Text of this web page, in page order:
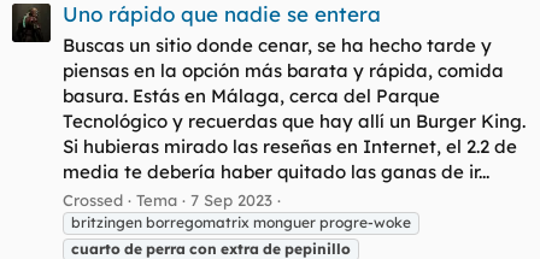
Uno rápido que nadie se entera
Buscas un sitio donde cenar, se ha hecho tarde y
piensas en la opción más barata y rápida, comida
basura. Estás en Málaga, cerca del Parque
Tecnológico y recuerdas que hay allí un Burger King.
Si hubieras mirado las reseñas en Internet, el 2.2 de
media te debería haber quitado las ganas de ir...
Crossed Tema 7 Sep 2023
britzingen borregomatrix monguer progre-woke
cuarto de perra con extra de pepinillo